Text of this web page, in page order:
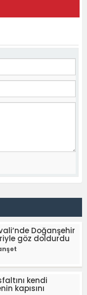
Doğanşehir
göz doldurdu
kendi
kapısını